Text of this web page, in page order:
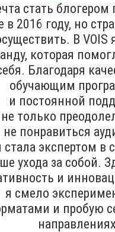
стать блогером
в 2016 году, но
В VOIS
которая
Благодаря
обучающим
и постоянной
только
не понравиться
стала экспертом в
ухода за собой.
и
я смело
и пробую